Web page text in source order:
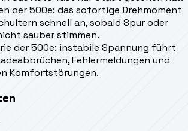
der 500e: das sofortige Drehmoment
schnell an, sobald Spur oder
sauber stimmen.
der 500e: instabile Spannung führt
Fehlermeldungen und
Komfortstörungen.